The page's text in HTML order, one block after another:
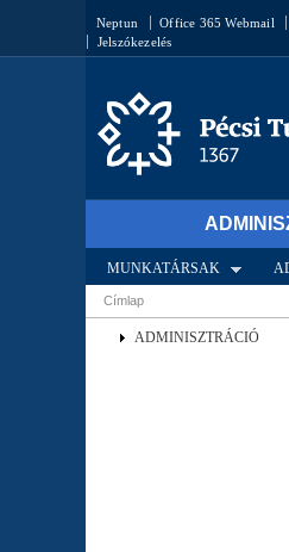
Neptun Office 365 Webmail
Jelszókezelés
MUNKATÁRSAK
Jelenlegi hely
Címlap
ADMINISZTRÁCIÓ